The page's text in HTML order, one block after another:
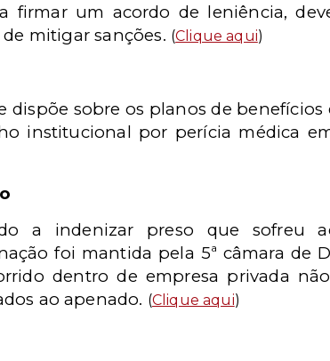
firmar um acordo de leniência,
mitigar sanções. (Clique aqui)
dispõe sobre os planos de
institucional por perícia médica
a indenizar preso que sofreu
foi mantida pela 5ª câmara de
dentro de empresa privada
ao apenado. (Clique aqui)